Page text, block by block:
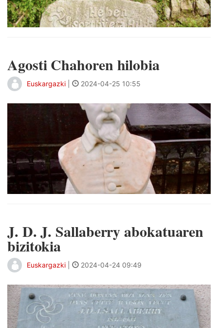
Agosti Chahoren hilobia
Euskargazki 2024-04-25 10:55
J. D. J. Sallaberry abokatuaren
bizitokia
Euskargazki 2024-04-24 09:49